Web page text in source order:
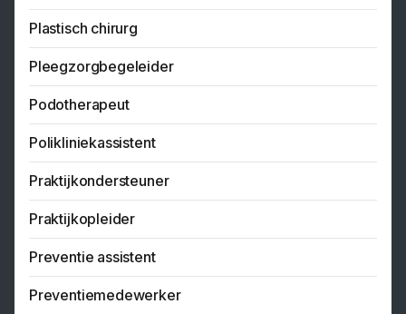
Plastisch chirurg
Pleegzorgbegeleider
Podotherapeut
Polikliniekassistent
Praktijkondersteuner
Praktijkopleider
Preventie assistent
Preventiemedewerker